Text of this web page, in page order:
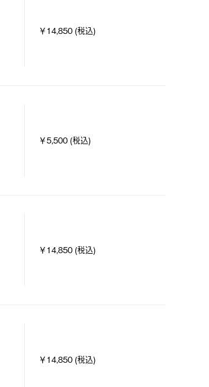
￥14,850 (税込)
￥5,500 (税込)
￥14,850 (税込)
￥14,850 (税込)